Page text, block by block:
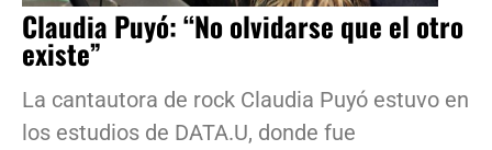
Claudia Puyó: “No olvidarse que el otro
existe”
La cantautora de rock Claudia Puyó estuvo en
los estudios de DATA.U, donde fue